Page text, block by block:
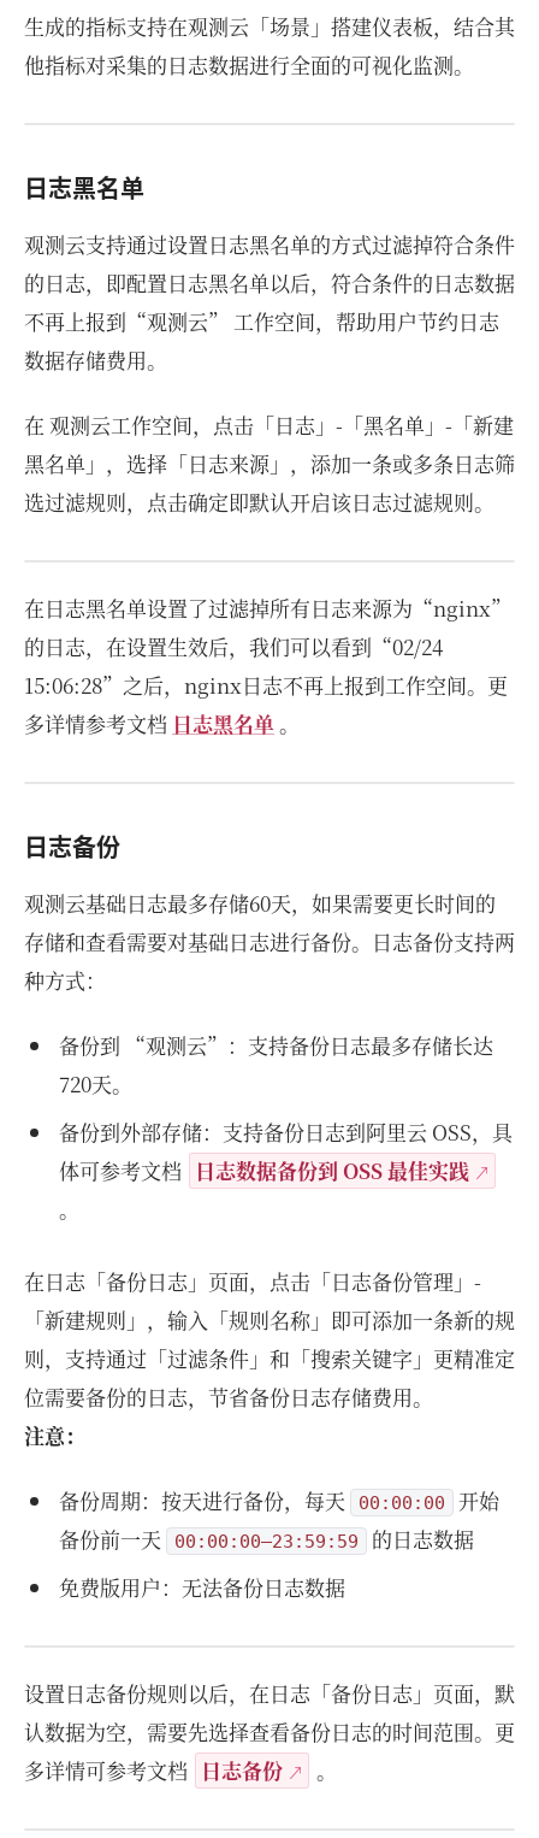
生成的指标支持在观测云「场景」搭建仪表板，结合其
他指标对采集的日志数据进行全面的可视化监测。
日志黑名单
观测云支持通过设置日志黑名单的方式过滤掉符合条件
的日志，即配置日志黑名单以后，符合条件的日志数据
不再上报到“观测云” 工作空间，帮助用户节约日志
数据存储费用。
在 观测云工作空间，点击「日志」-「黑名单」-「新建
黑名单」，选择「日志来源」，添加一条或多条日志筛
选过滤规则，点击确定即默认开启该日志过滤规则。
在日志黑名单设置了过滤掉所有日志来源为“nginx”
的日志，在设置生效后，我们可以看到“02/24
15:06:28”之后，nginx日志不再上报到工作空间。更
多详情参考文档 日志黑名单。
日志备份
观测云基础日志最多存储60天，如果需要更长时间的
存储和查看需要对基础日志进行备份。日志备份支持两
种方式：
备份到 “观测云”：支持备份日志最多存储长达
720天。
备份到外部存储：支持备份日志到阿里云 OSS，具
体可参考文档 日志数据备份到 OSS 最佳实践
。
在日志「备份日志」页面，点击「日志备份管理」-
「新建规则」，输入「规则名称」即可添加一条新的规
则，支持通过「过滤条件」和「搜索关键字」更精准定
位需要备份的日志，节省备份日志存储费用。
注意：
备份周期：按天进行备份，每天 00:00:00 开始
备份前一天
00:00:00—23:59:59 的日志数据
免费版用户：无法备份日志数据
设置日志备份规则以后，在日志「备份日志」页面，默
认数据为空，需要先选择查看备份日志的时间范围。更
多详情可参考文档 日志备份 。